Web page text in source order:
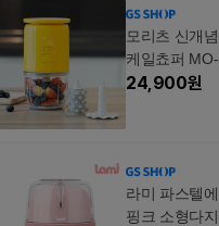
모리츠 신개
케일쵸퍼
24,900원
라미 파스텔
핑크 소형다